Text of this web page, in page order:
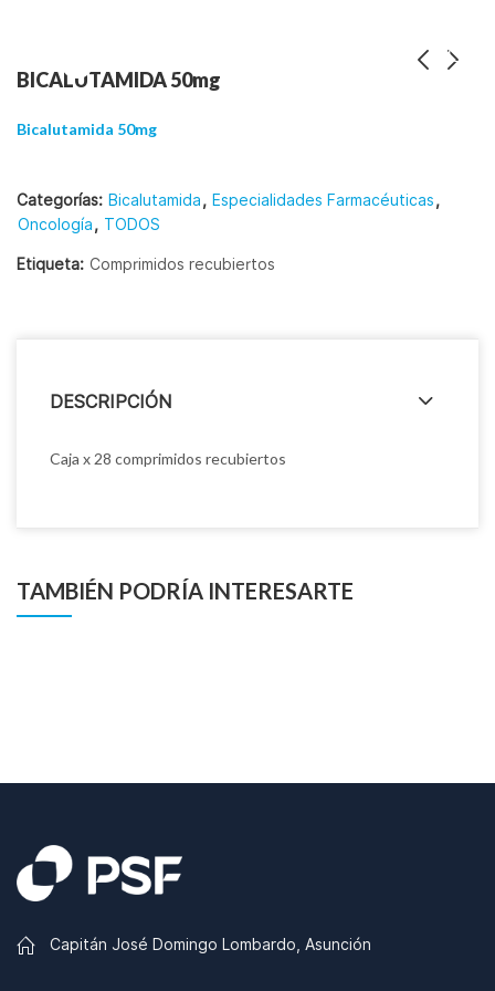
BICALUTAMIDA 50mg
Bicalutamida 50mg
Categorías: Bicalutamida, Especialidades Farmacéuticas,
Oncología, TODOS
Etiqueta: Comprimidos recubiertos
DESCRIPCIÓN
Caja x 28 comprimidos recubiertos
TAMBIÉN PODRÍA INTERESARTE
Capitán José Domingo Lombardo, Asunción